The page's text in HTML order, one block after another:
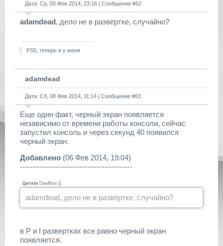
Дата: Ср, 05 Фев 2014, 23:16 | Сообщение #62
adamdead, дело не в развёртке, случайно?
PS5, теперь и у меня
adamdead
Дата: Сб, 08 Фев 2014, 11:14 | Сообщение #63
Еще один факт, черный экран появляется
независимо от времени работы консоли, сейчас
запустил консоль и через секунд 40 появился
черный экран.
Добавлено (06 Фев 2014, 19:04)
---------------------------------------------
Цитата DaeMan ()
adamdead, дело не в развёртке, случайно?
в P и I развертках все равно черный экран
появляется.